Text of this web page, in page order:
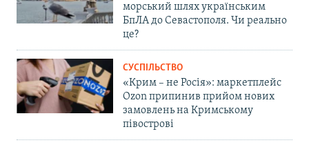
морський шлях українським
БпЛА до Севастополя. Чи реально
це?
СУСПІЛЬСТВО
«Крим – не Росія»: маркетплейс
Ozon припинив прийом нових
замовлень на Кримському
півострові